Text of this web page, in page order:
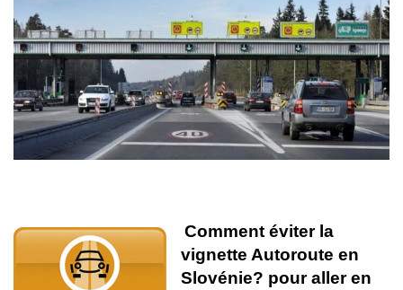
Comment éviter la
vignette Autoroute en
Slovénie? pour aller en